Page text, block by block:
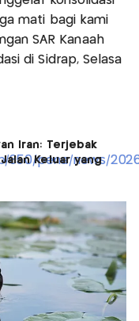
mati bagi kami
SAR Kanaah
di Sidrap, Selasa
Iran: Terjebak
Keluar yang